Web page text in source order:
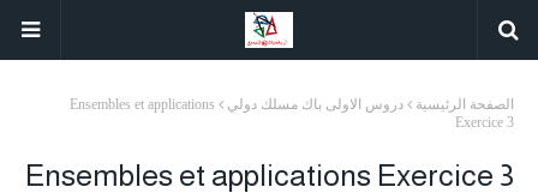
الصفحة الرئيسية دروس الاولى باك مسلك دولي
Ensembles et applications
Exercice 3
Ensembles et applications Exercice 3